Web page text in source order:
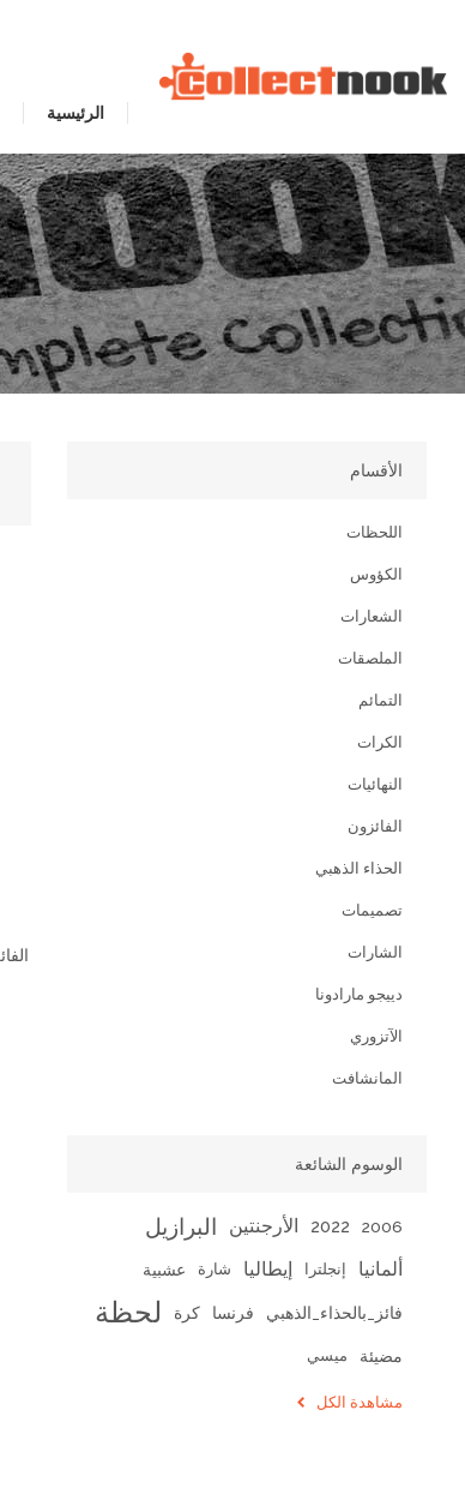
الرئيسية
الأقسام
اللحظات
الكؤوس
الشعارات
الملصقات
التمائم
الكرات
النهائيات
الفائزون
الحذاء الذهبي
تصميمات
الشارات
دييجو مارادونا
الآتزوري
المانشافت
الوسوم الشائعة
2006
2022 الأرجنتين البرازيل
ألمانيا إنجلترا إيطاليا شارة عشبية
فائز_بالحذاء_الذهبي فرنسا كرة لحظة
مضيئة ميسي
مشاهدة الكل